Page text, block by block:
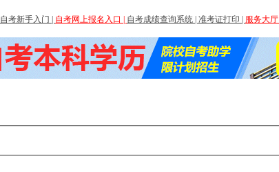
自考新手入门 自考网上报名入口 自考成绩查询系统 准考证打印 服务大厅